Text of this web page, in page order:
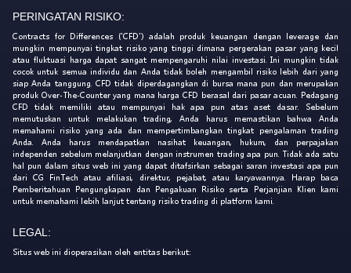
PERINGATAN RISIKO:
Contracts for Differences ('CFD') adalah produk keuangan dengan leverage dan
mungkin mempunyai tingkat risiko yang tinggi dimana pergerakan pasar yang kecil
atau fluktuasi harga dapat sangat mempengaruhi nilai investasi. Ini mungkin tidak
cocok untuk semua individu dan Anda tidak boleh mengambil risiko lebih dari yang
siap Anda tanggung. CFD tidak diperdagangkan di bursa mana pun dan merupakan
produk Over-The-Counter yang mana harga CFD berasal dari pasar acuan. Pedagang
CFD tidak memiliki atau mempunyai hak apa pun atas aset dasar. Sebelum
memutuskan untuk melakukan trading, Anda harus memastikan bahwa Anda
memahami risiko yang ada dan mempertimbangkan tingkat pengalaman trading
Anda. Anda harus mendapatkan nasihat keuangan, hukum, dan perpajakan
independen sebelum melanjutkan dengan instrumen trading apa pun. Tidak ada satu
hal pun dalam situs web ini yang dapat ditafsirkan sebagai saran investasi apa pun
dari CG FinTech atau afiliasi, direktur, pejabat, atau karyawannya. Harap baca
Pemberitahuan Pengungkapan dan Pengakuan Risiko serta Perjanjian Klien kami
untuk memahami lebih lanjut tentang risiko trading di platform kami.
LEGAL:
Situs web ini dioperasikan oleh entitas berikut: